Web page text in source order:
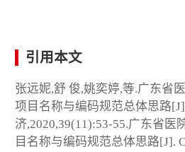
引用本文
张远妮,舒 俊,姚奕婷,等.广东省
项目名称与编码规范总体思路
济,2020,39(11):53-55.广东省医
目名称与编码规范总体思路[J].